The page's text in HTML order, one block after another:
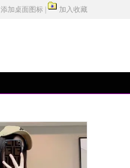
添加桌面图标 加入收藏